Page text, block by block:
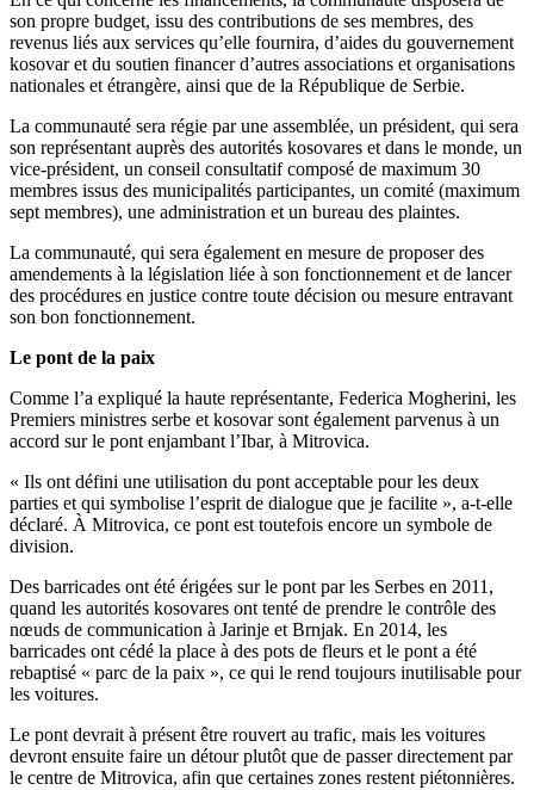
son propre budget, issu des contributions de ses membres, des
revenus liés aux services qu’elle fournira, d’aides du gouvernement
kosovar et du soutien financer d’autres associations et organisations
nationales et étrangère, ainsi que de la République de Serbie.
La communauté sera régie par une assemblée, un président, qui sera
son représentant auprès des autorités kosovares et dans le monde, un
vice-président, un conseil consultatif composé de maximum 30
membres issus des municipalités participantes, un comité (maximum
sept membres), une administration et un bureau des plaintes.
La communauté, qui sera également en mesure de proposer des
amendements à la législation liée à son fonctionnement et de lancer
des procédures en justice contre toute décision ou mesure entravant
son bon fonctionnement.
Le pont de la paix
Comme l’a expliqué la haute représentante, Federica Mogherini, les
Premiers ministres serbe et kosovar sont également parvenus à un
accord sur le pont enjambant l’Ibar, à Mitrovica.
« Ils ont défini une utilisation du pont acceptable pour les deux
parties et qui symbolise l’esprit de dialogue que je facilite », a-t-elle
déclaré. À Mitrovica, ce pont est toutefois encore un symbole de
division.
Des barricades ont été érigées sur le pont par les Serbes en 2011,
quand les autorités kosovares ont tenté de prendre le contrôle des
nœuds de communication à Jarinje et Brnjak. En 2014, les
barricades ont cédé la place à des pots de fleurs et le pont a été
rebaptisé « parc de la paix », ce qui le rend toujours inutilisable pour
les voitures.
Le pont devrait à présent être rouvert au trafic, mais les voitures
devront ensuite faire un détour plutôt que de passer directement par
le centre de Mitrovica, afin que certaines zones restent piétonnières.